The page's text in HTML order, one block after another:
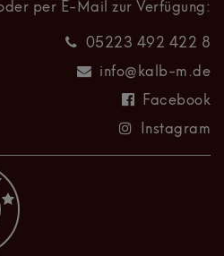
per E-Mail zur Verfügung:
05223 492 422 8
info@kalb-m.de
Facebook
Instagram